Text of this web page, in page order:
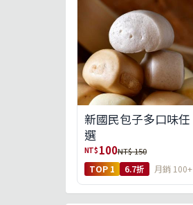
新國民包子多口味任
選
NT$ 100NT$ 150
TOP 1 6.7折 月銷 100+